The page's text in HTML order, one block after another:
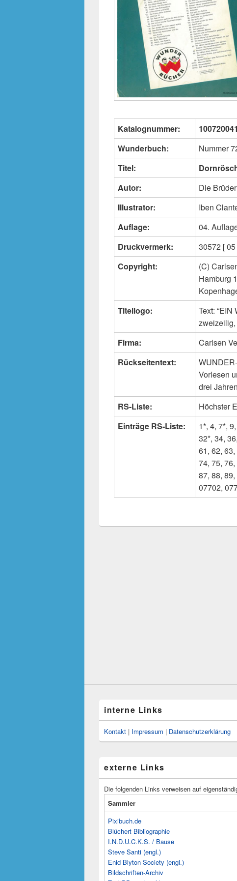
Katalognummer:
Wunderbuch:
Nummer
Titel:
Autor:
Die
Illustrator:
Iben
Auflage:
04.
Druckvermerk:
30572 [
Copyright:
(C)
Hamburg
Titellogo:
Text:
Firma:
Carlsen
Rückseitentext:
Vorlesen
drei
RS-Liste:
Höchster
Einträge RS-Liste:
1*, 4, 7*,
32*, 34,
61, 62,
74, 75,
87, 88,
07702,
interne Links
Kontakt | Impressum | Datenschutzerklärung
externe Links
Die folgenden Links verweisen auf
Sammler
Pixibuch.de
Blüchert Bibliographie
I.N.D.U.C.K.S. / Bause
Steve Santi (engl.)
Enid Blyton Society (engl.)
Bildschriften-Archiv